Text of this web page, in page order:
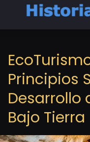
Principios
Desarrollo
Bajo Tierra